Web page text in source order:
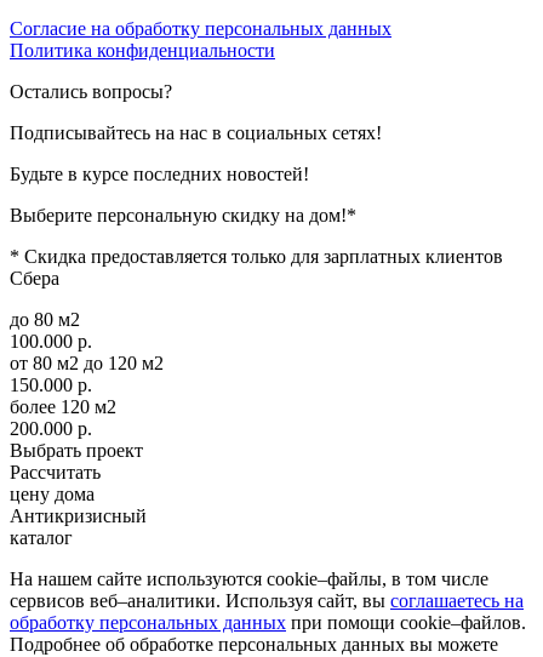
Согласие на обработку персональных данных
Политика конфиденциальности
Остались вопросы?
Подписывайтесь на нас в социальных сетях!
Будьте в курсе последних новостей!
Выберите персональную скидку на дом!*
* Скидка предоставляется только для зарплатных клиентов
Сбера
до 80 м2
100.000 р.
от 80 м2 до 120 м2
150.000 р.
более 120 м2
200.000 р.
Выбрать проект
Рассчитать
цену дома
Антикризисный
каталог
На нашем сайте используются cookie–файлы, в том числе
сервисов веб–аналитики. Используя сайт, вы соглашаетесь на
обработку персональных данных при помощи cookie–файлов.
Подробнее об обработке персональных данных вы можете